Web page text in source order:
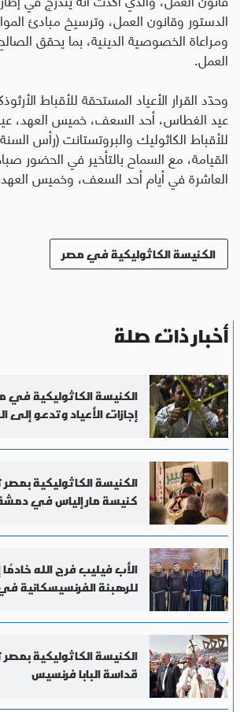
الدستور وقانون العمل، وترسيخ مبادئ
ومراعاة الخصوصية الدينية، بما يحقق
العمل.
وحدّد القرار الأعياد المستحقة للأقباط
عيد الغطاس، أحد السعف، خميس العهد،
للأقباط الكاثوليك والبروتستانت (رأس
القيامة، مع السماح بالتأخير في الحضور
العاشرة في أيام أحد السعف، وخميس
الكنيسة الكاثوليكية في مصر
أخبار ذات صلة
الكنيسة الكاثوليكية في
إجازات الأعياد وتدعو إلى
الكنيسة الكاثوليكية
كنيسة مار إلياس في
الأب فيليب فرج الله خادمًا
للرهبنة الفرنسيسكانية
الكنيسة الكاثوليكية
قداسة البابا فرنسيس